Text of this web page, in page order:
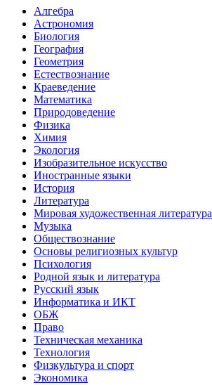
Алгебра
Астрономия
Биология
География
Геометрия
Естествознание
Краеведение
Математика
Природоведение
Физика
Химия
Экология
Изобразительное искусство
Иностранные языки
История
Литература
Мировая художественная литература
Музыка
Обществознание
Основы религиозных культур
Психология
Родной язык и литература
Русский язык
Информатика и ИКТ
ОБЖ
Право
Техническая механика
Технология
Физкультура и спорт
Экономика